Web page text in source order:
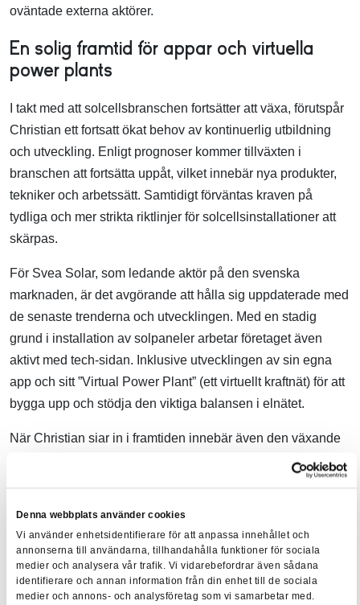
Denna webbplats använder cookies
Vi använder enhetsidentifierare för att anpassa innehållet och
annonserna till användarna, tillhandahålla funktioner för sociala
medier och analysera vår trafik. Vi vidarebefordrar även sådana
identifierare och annan information från din enhet till de sociala
medier och annons- och analysföretag som vi samarbetar med.
oväntade externa aktörer.
En solig framtid för appar och virtuella
power plants
I takt med att solcellsbranschen fortsätter att växa, förutspår
Christian ett fortsatt ökat behov av kontinuerlig utbildning
och utveckling. Enligt prognoser kommer tillväxten i
branschen att fortsätta uppåt, vilket innebär nya produkter,
tekniker och arbetssätt. Samtidigt förväntas kraven på
tydliga och mer strikta riktlinjer för solcellsinstallationer att
skärpas.
För Svea Solar, som ledande aktör på den svenska
marknaden, är det avgörande att hålla sig uppdaterade med
de senaste trenderna och utvecklingen. Med en stadig
grund i installation av solpaneler arbetar företaget även
aktivt med tech-sidan. Inklusive utvecklingen av sin egna
app och sitt ”Virtual Power Plant” (ett virtuellt kraftnät) för att
bygga upp och stödja den viktiga balansen i elnätet.
När Christian siar in i framtiden innebär även den växande
marknaden både nya utmaningar och möjligheter. Han
exemplifierar med behovet av att hantera äldre installationer
har börjat jobba med och ser fram emot att utforska ännu
mer i framtiden - och som alltid kommer säkerheten att vara
deras främsta fokus!​